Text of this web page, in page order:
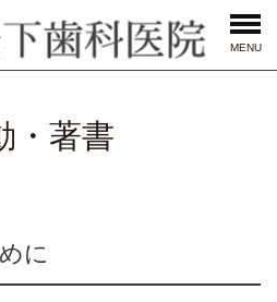
MENU
・著書
に